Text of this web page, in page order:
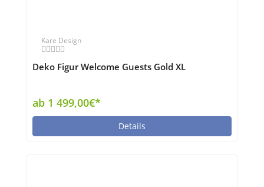
Kare Design
Deko Figur Welcome Guests Gold XL
ab 1 499,00€*
Details